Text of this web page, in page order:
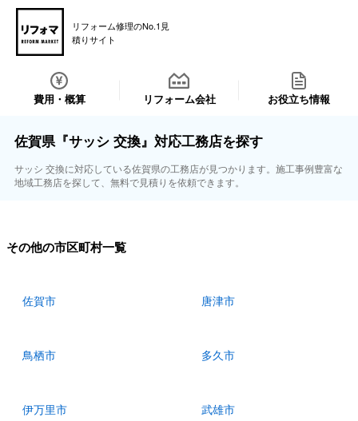
リフォーム修理のNo.1見
積りサイト
費用・概算 リフォーム会社 お役立ち情報
佐賀県『サッシ 交換』対応工務店を探す
サッシ 交換に対応している佐賀県の工務店が見つかります。施工事例豊富な
地域工務店を探して、無料で見積りを依頼できます。
その他の市区町村一覧
佐賀市 唐津市
鳥栖市 多久市
伊万里市 武雄市